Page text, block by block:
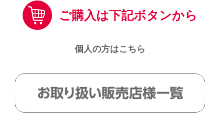
ご購入は下記ボタンから
個人の方はこちら